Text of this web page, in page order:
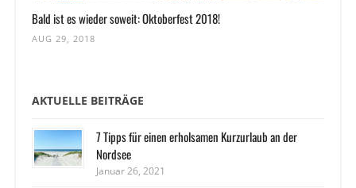
Bald ist es wieder soweit: Oktoberfest 2018!
AUG 29, 2018
AKTUELLE BEITRÄGE
7 Tipps für einen erholsamen Kurzurlaub an der
Nordsee
Januar 26, 2021